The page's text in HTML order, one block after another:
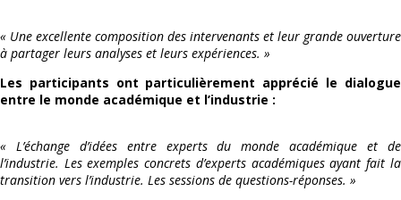
« Une excellente composition des intervenants et leur grande ouverture
à partager leurs analyses et leurs expériences. »
Les participants ont particulièrement apprécié le dialogue
entre le monde académique et l’industrie :
« L’échange d’idées entre experts du monde académique et de
l’industrie. Les exemples concrets d’experts académiques ayant fait la
transition vers l’industrie. Les sessions de questions-réponses. »